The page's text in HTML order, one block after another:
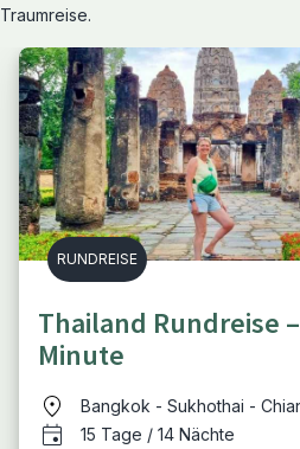
Traumreise.
RUNDREISE
Thailand Rundreise
Minute
Bangkok - Sukhothai -
Yai - Hua Hin
15 Tage / 14 Nächte